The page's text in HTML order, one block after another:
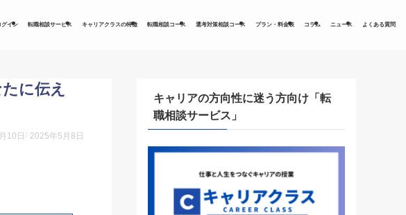
グイン 転職相談サービス キャリアクラスの特徴 転職相談コース 選考対策相談コース プラン・料金表 コラム ニュース よくある質問
に伝え
10日 2025年5月8日
キャリアの方向性に迷う方向け「転
職相談サービス」